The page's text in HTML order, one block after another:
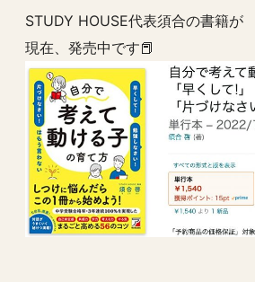
STUDY HOUSE代表須合の書籍が
現在、発売中です📕